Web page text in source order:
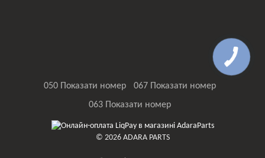
050 Показати номер
067 Показати номер
063 Показати номер
© 2026 ADARA PARTS